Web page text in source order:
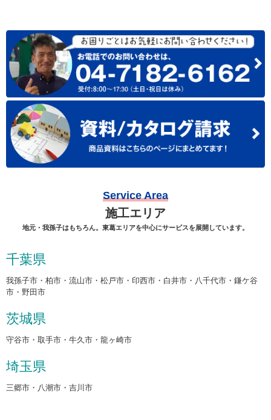
Service Area
施工エリア
地元・我孫子はもちろん。東葛エリアを中心にサービスを展開しています。
千葉県
我孫子市・柏市・流山市・松戸市・印西市・白井市・八千代市・鎌ケ谷
市・野田市
茨城県
守谷市・取手市・牛久市・龍ヶ崎市
埼玉県
三郷市・八潮市・吉川市